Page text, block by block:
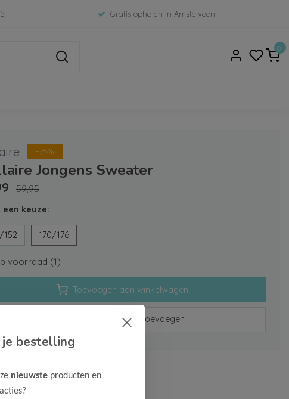
Gratis ophalen in Amstelveen
0
-75%
Jongens Sweater
59,95
een keuze:
152 170/176
voorraad (1)
Toevoegen aan winkelwagen
Aan verlanglijst toevoegen
verzenden vanaf 75,-
1-3 werkdagen
bestelling
nieuwste producten en
acties?